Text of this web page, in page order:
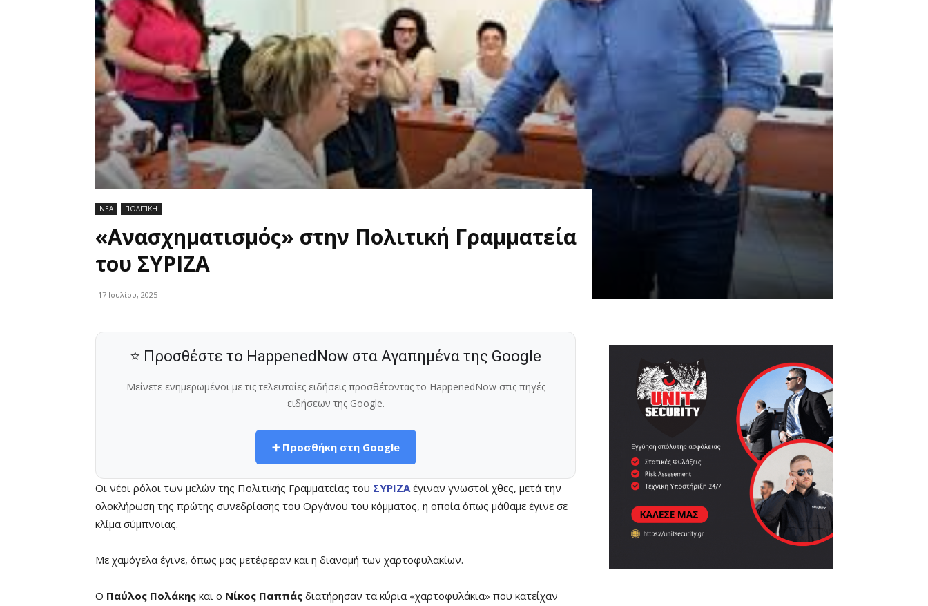
ΝΕΑ ΠΟΛΙΤΙΚΗ
«Ανασχηματισμός» στην Πολιτική Γραμματεία
του ΣΥΡΙΖΑ
17 Ιουλίου, 2025
⭐ Προσθέστε το HappenedNow στα Αγαπημένα της Google
Μείνετε ενημερωμένοι με τις τελευταίες ειδήσεις προσθέτοντας το HappenedNow στις πηγές
ειδήσεων της Google.
➕ Προσθήκη στη Google
Οι νέοι ρόλοι των μελών της Πολιτικής Γραμματείας του ΣΥΡΙΖΑ έγιναν γνωστοί χθες, μετά την
ολοκλήρωση της πρώτης συνεδρίασης του Οργάνου του κόμματος, η οποία όπως μάθαμε έγινε σε
κλίμα σύμπνοιας.
Με χαμόγελα έγινε, όπως μας μετέφεραν και η διανομή των χαρτοφυλακίων.
Ο Παύλος Πολάκης και ο Νίκος Παππάς διατήρησαν τα κύρια «χαρτοφυλάκια» που κατείχαν